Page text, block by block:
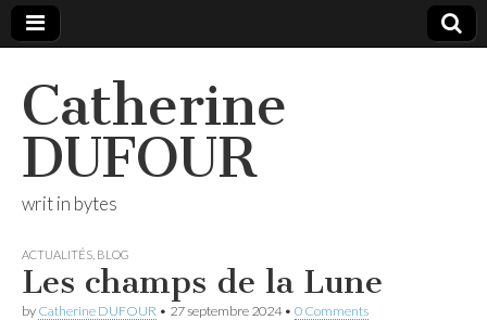
Catherine
DUFOUR
writ in bytes
ACTUALITÉS BLOG
Les champs de la Lune
by Catherine DUFOUR • 27 septembre 2024• 0 Comments